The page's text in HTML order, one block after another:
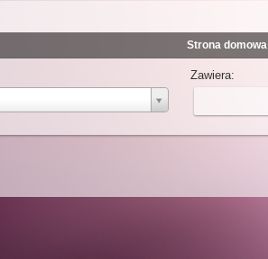
Strona domowa
Zawiera: